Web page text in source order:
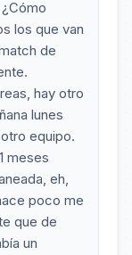
los que van
de
hay otro
lunes
equipo.
meses
eh,
poco me
que de
un